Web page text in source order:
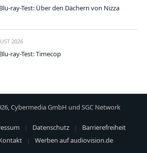
ray-Test: Über den Dächern von Nizza
2026
ray-Test: Timecop
Cybermedia GmbH und SGC Network
Datenschutz
Barrierefreiheit
Werben auf audiovision.de